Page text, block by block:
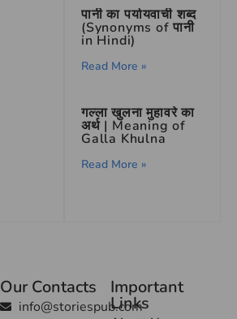
पानी का पर्यायवाची शब्द
(Synonyms of पानी
in Hindi)
Read More »
गल्ला खुलना मुहावरे का
अर्थ | Meaning of
Galla Khulna
Read More »
Our Contacts
info@storiespub.com
Important
Links